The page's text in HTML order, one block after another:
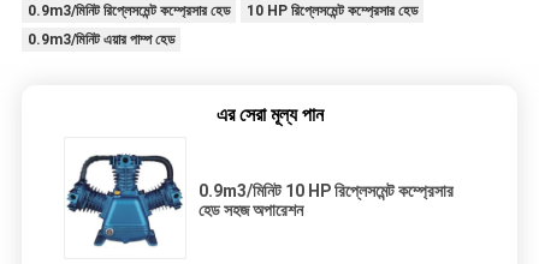
0.9m3/মিনিট রিপ্লেসমেন্ট কম্প্রেসার হেড
10 HP রিপ্লেসমেন্ট কম্প্রেসার হেড
0.9m3/মিনিট এয়ার পাম্প হেড
এর সেরা মূল্য পান
0.9m3/মিনিট 10 HP রিপ্লেসমেন্ট কম্প্রেসার
হেড সহজ অপারেশন